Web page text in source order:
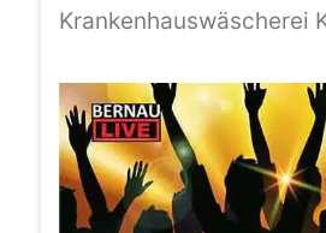
Krankenhauswäscherei